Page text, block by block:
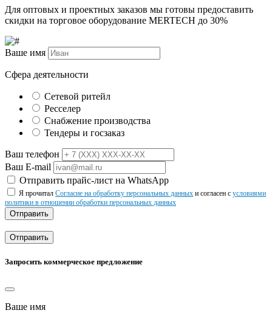
Для оптовых и проектных заказов мы готовы предоставить
скидки на торговое оборудование MERTECH до 30%
Ваше имя
Сфера деятельности
Сетевой ритейл
Ресселер
Снабжение производства
Тендеры и госзаказ
Ваш телефон
Ваш E-mail
Отправить прайс-лист на WhatsApp
Я прочитал Согласие на обработку персональных данных и согласен с условиями
политики в отношении обработки персональных данных
Отправить
Отправить
Запросить коммерческое предложение
Ваше имя